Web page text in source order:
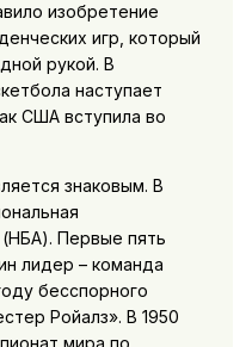
изобретение
игр, который
рукой. В
наступает
США вступила во
знаковым. В
Первые пять
лидер – команда
бесспорного
Ройалз». В 1950
мира по